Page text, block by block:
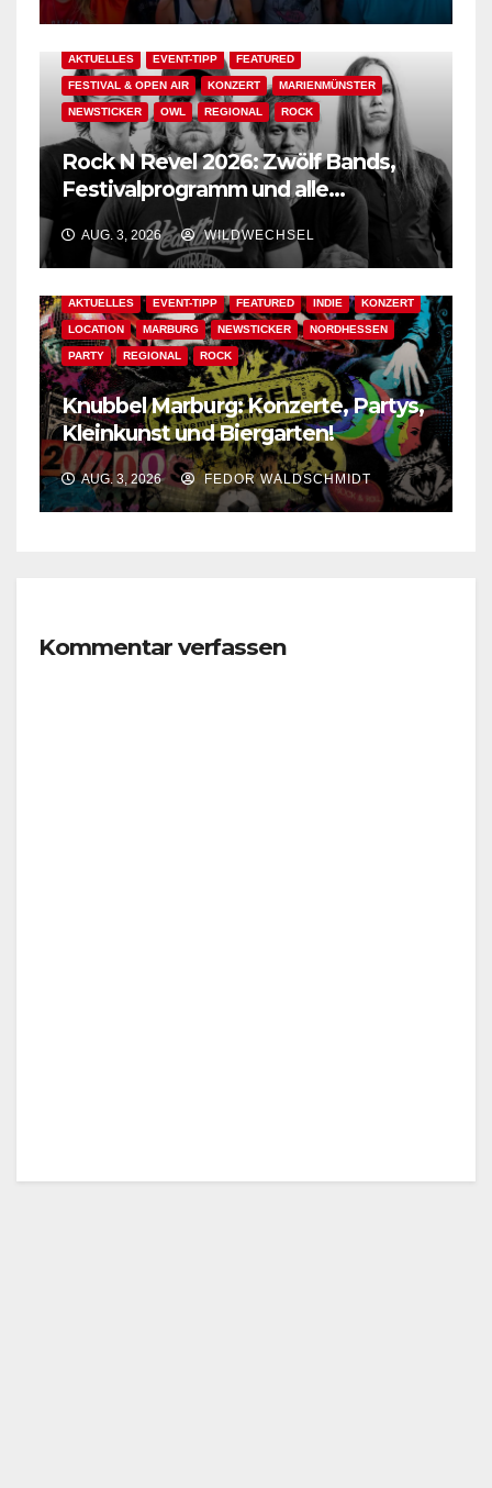
AKTUELLES EVENT-TIPP FEATURED
FESTIVAL & OPEN AIR KONZERT MARIENMÜNSTER
NEWSTICKER OWL REGIONAL ROCK
Rock N Revel 2026: Zwölf Bands,
Festivalprogramm und alle
wichtigen Informationen!
AUG. 3, 2026 WILDWECHSEL
AKTUELLES EVENT-TIPP FEATURED INDIE KONZERT
LOCATION MARBURG NEWSTICKER NORDHESSEN
PARTY REGIONAL ROCK
Knubbel Marburg: Konzerte, Partys,
Kleinkunst und Biergarten!
AUG. 3, 2026 FEDOR WALDSCHMIDT
Kommentar verfassen